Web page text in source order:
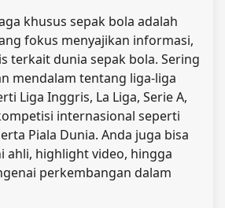
khusus sepak bola adalah
fokus menyajikan informasi,
terkait dunia sepak bola. Sering
mendalam tentang liga-liga
Liga Inggris, La Liga, Serie A,
internasional seperti
Piala Dunia. Anda juga bisa
ahli, highlight video, hingga
perkembangan dalam